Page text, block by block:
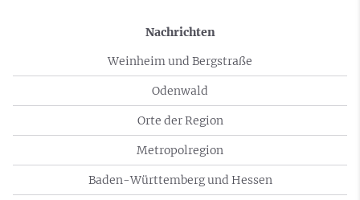
Nachrichten
Weinheim und Bergstraße
Odenwald
Orte der Region
Metropolregion
Baden-Württemberg und Hessen